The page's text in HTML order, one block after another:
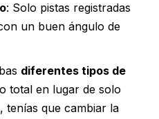
: Solo pistas registradas
un buen ángulo de
diferentes tipos de
total en lugar de solo
tenías que cambiar la